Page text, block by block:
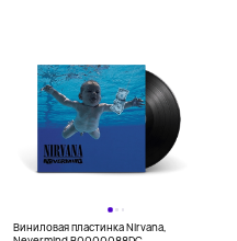
Виниловая пластинка Nirvana,